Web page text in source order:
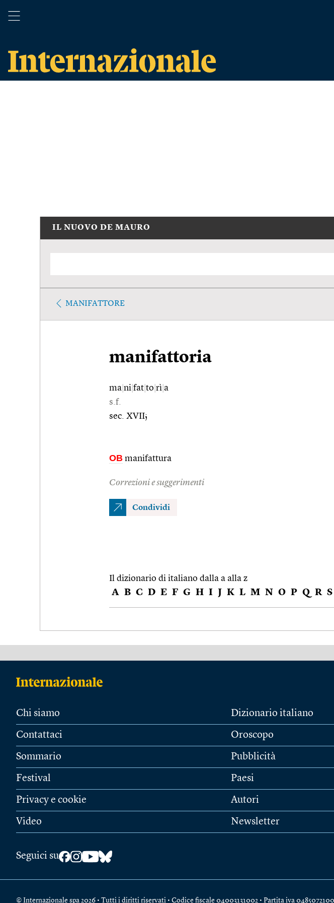
IL NUOVO DE MAURO
MANIFATTORE
manifattoria
ma ni fat to rì a
s.f.
sec. XVII;
OB manifattura
Correzioni e suggerimenti
Condividi
Il dizionario di italiano dalla a alla z
A B C D E F G H I J K L M N O P Q R S
Chi siamo
Contattaci
Sommario
Festival
Privacy e cookie
Video
Dizionario italiano
Oroscopo
Pubblicità
Paesi
Autori
Newsletter
Seguici su
© Internazionale spa 2026 • Tutti i diritti riservati • Codice fiscale 04003131002 • Partita iva